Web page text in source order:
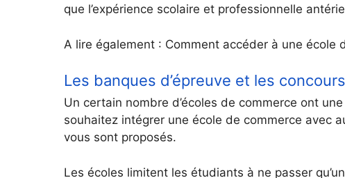
que l’expérience scolaire et professionnelle
A lire également : Comment accéder à une école
Les banques d’épreuve et les
Un certain nombre d’écoles de commerce ont
souhaitez intégrer une école de commerce avec
vous sont proposés.
Les écoles limitent les étudiants à ne passer